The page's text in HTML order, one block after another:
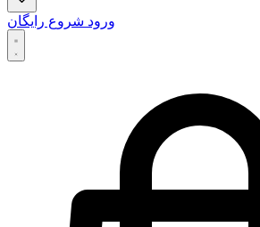
ورود شروع رایگان